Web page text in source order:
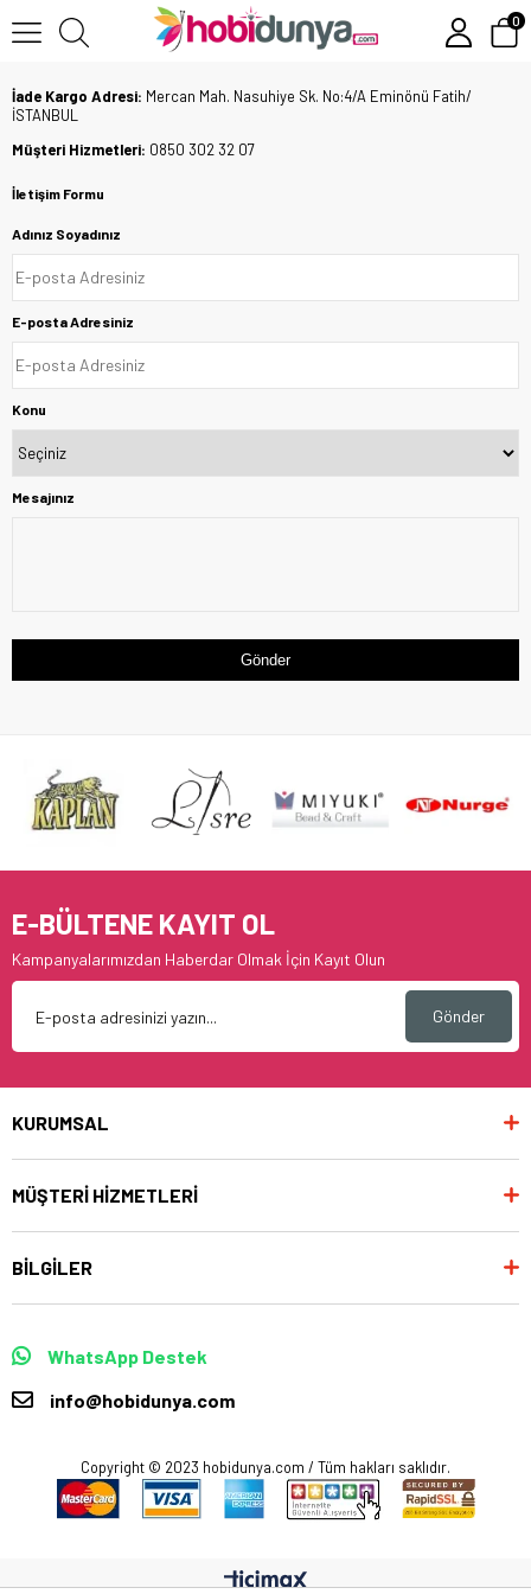
0
İade Kargo Adresi: Mercan Mah. Nasuhiye Sk. No:4/A Eminönü Fatih/
İSTANBUL
Müşteri Hizmetleri: 0850 302 32 07
İletişim Formu
Adınız Soyadınız
E-posta Adresiniz
Konu
Mesajınız
Gönder
E-BÜLTENE KAYIT OL
Kampanyalarımızdan Haberdar Olmak İçin Kayıt Olun
Gönder
KURUMSAL
MÜŞTERİ HİZMETLERİ
BİLGİLER
WhatsApp Destek
info@hobidunya.com
Copyright © 2023 hobidunya.com / Tüm hakları saklıdır.